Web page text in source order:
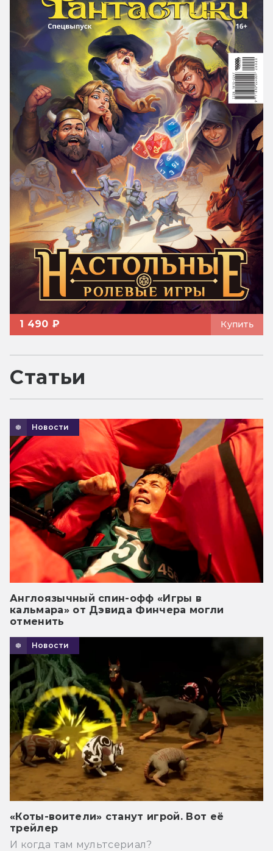
1 490 ₽ Купить
Статьи
Новости
Англоязычный спин-офф «Игры в
кальмара» от Дэвида Финчера могли
отменить
Новости
«Коты-воители» станут игрой. Вот её
трейлер
И когда там мультсериал?